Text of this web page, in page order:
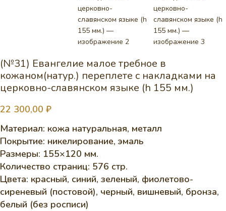
(№31) Евангелие малое требное в
кожаном(натур.) переплете с накладками на
церковно-славянском языке (h 155 мм.)
22 300,00 ₽
Материал: кожа натуральная, металл
Покрытие: никелирование, эмаль
Размеры: 155×120 мм.
Количество страниц: 576 стр.
Цвета: красный, синий, зеленый, фиолетово-
сиреневый (постовой), черный, вишневый, бронза,
белый (без росписи)